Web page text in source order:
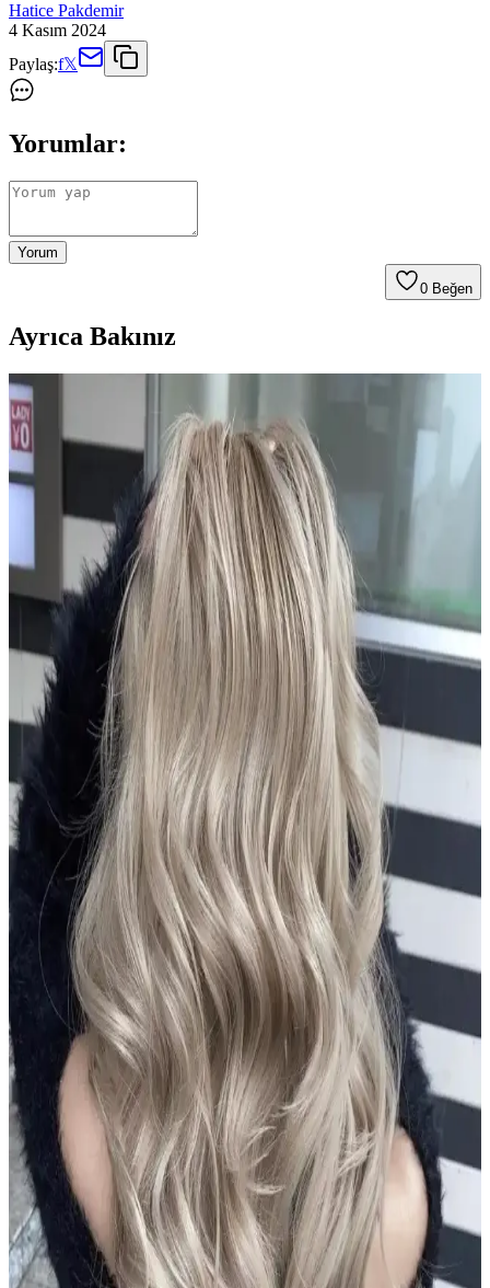
Hatice Pakdemir
4 Kasım 2024
Paylaş:f𝕏
Yorumlar:
Yorum
0 Beğen
Ayrıca Bakınız
2024 Kısa Saç Bakım ve Renk Trendleri ile
Şıklığınızı Yansıtın
2024 yılında kısa saçlar için doğal ve pastel tonlar öne çıkıyor.
Sağlıklı görünüm için düzenli bakım ve uygun renk seçimleriyle
şıklığınızı artırın.
Dermanew Ka<dı>nlara Özel Losyon: Doğal
İçeriklerle Saç Dökülmesine Karşı Etkili Çözüm
Dermanew Ka<dı>nlara Özel Losyon, doğal içeriklerle saç
dökülmesine karşı etkili, kullanımı kolay ve vegan formülüyle saç
sağlığını destekleyen bir saç bakım ürünüdür.
Urban Care Biotin & Keratin Dökülmeye Eğilimli
Saçlar İçin Şampuan Özellikleri ve Kullanıcı
Yorumları
Urban Care Biotin & Keratin şampuanı, dökülmeye eğilimli saçlar
için güçlendirici ve nemlendirici formülüyle saç sağlığını destekler,
kullanıcı memnuniyetini artırır.
Aizen Kolajen Biotin Şampuanı: Saç Sağlığını
Destekleyen Güçlü Formül ve Kullanıcı Deneyimleri
Aizen kolajen biotin şampuanı, saçların elastikiyetini artırır,
dökülmeyi engeller ve parlaklık sağlar. Düzenli kullanımda sağlıklı
ve güçlü saçlara ulaşmanıza yardımcı olur.
Alerji Yapmayan Zararsız Şampuan Çözümleri:
Hassas ve Güvenli Ciltler İçin Rehber
Hassas ciltler ve alerjik reaksiyonlar için özel formüle edilmiş, doğal
ve dermatolojik testli şampuanlar hakkında kapsamlı rehber. Güvenli
ve etkili saç bakımı için doğru ürün seçimi önemli.
Le Petit Marseillais Arıç Ağacı ve Füjer Men Duş Jeli
Doğal İçeriklerle Güvenli Temizlik Sunar
Le Petit Marseillais'in Arıç Ağacı ve Füjer bitkileriyle formüle edilen
duş jeli, cilt ve saçlara nazikçe bakım yaparken ferahlatıcı ve doğal
içeriklerle güvenle kullanılır.